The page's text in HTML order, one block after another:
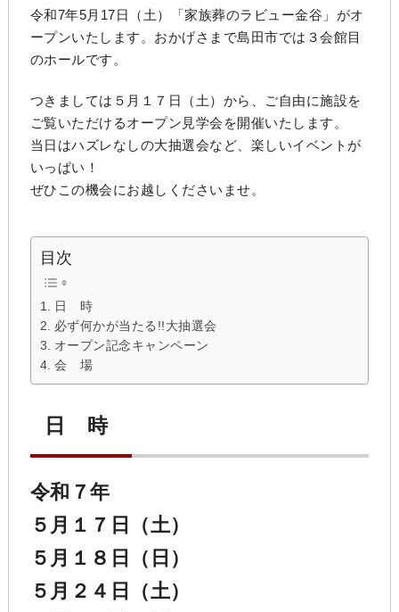
令和7年5月17日（土）「家族葬のラビュー金谷」がオ
ープンいたします。おかげさまで島田市では３会館目
のホールです。
つきましては５月１７日（土）から、ご自由に施設を
ご覧いただけるオープン見学会を開催いたします。
当日はハズレなしの大抽選会など、楽しいイベントが
いっぱい！
ぜひこの機会にお越しくださいませ。
目次
日 時
必ず何かが当たる!!大抽選会
オープン記念キャンペーン
会 場
日 時
令和７年
５月１７日（土）
５月１８日（日）
５月２４日（土）